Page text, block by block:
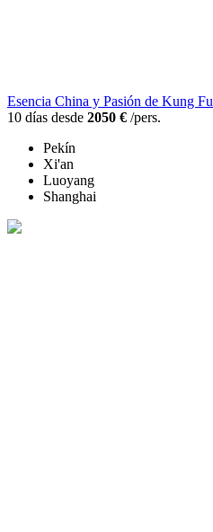
Esencia China y Pasión de Kung Fu
10 días desde 2050 € /pers.
Pekín
Xi'an
Luoyang
Shanghai